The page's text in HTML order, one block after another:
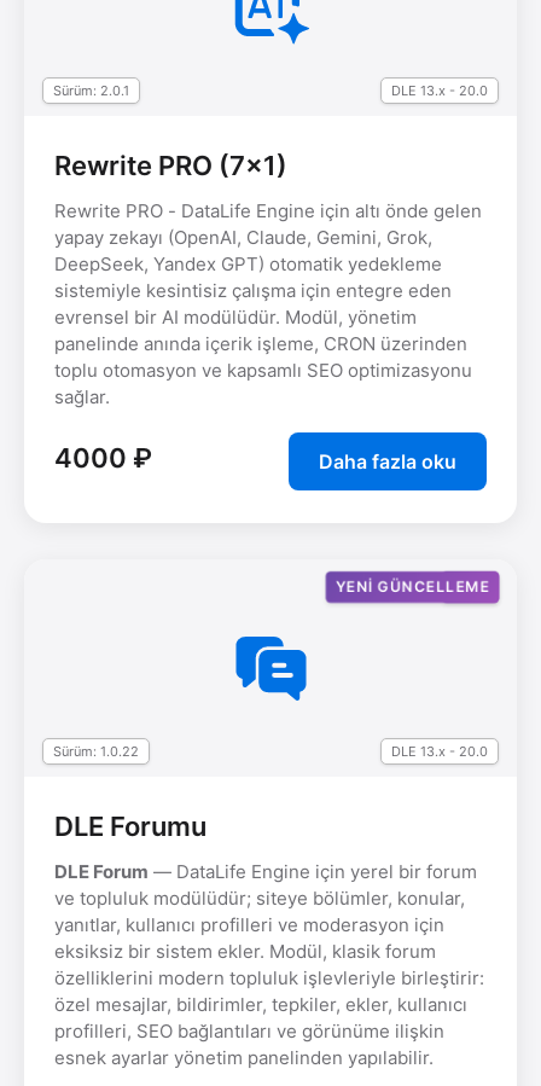
Sürüm: 2.0.1 DLE 13.x - 20․0
Rewrite PRO (7x1)
Rewrite PRO - DataLife Engine için altı önde gelen
yapay zekayı (OpenAI, Claude, Gemini, Grok,
DeepSeek, Yandex GPT) otomatik yedekleme
sistemiyle kesintisiz çalışma için entegre eden
evrensel bir AI modülüdür. Modül, yönetim
panelinde anında içerik işleme, CRON üzerinden
toplu otomasyon ve kapsamlı SEO optimizasyonu
sağlar.
4000 ₽ Daha fazla oku
YENI
YENI GÜNCELLEME
Sürüm: 1.0.22 DLE 13.x - 20.0
DLE Forumu
DLE Forum — DataLife Engine için yerel bir forum
ve topluluk modülüdür; siteye bölümler, konular,
yanıtlar, kullanıcı profilleri ve moderasyon için
eksiksiz bir sistem ekler. Modül, klasik forum
özelliklerini modern topluluk işlevleriyle birleştirir:
özel mesajlar, bildirimler, tepkiler, ekler, kullanıcı
profilleri, SEO bağlantıları ve görünüme ilişkin
esnek ayarlar yönetim panelinden yapılabilir.